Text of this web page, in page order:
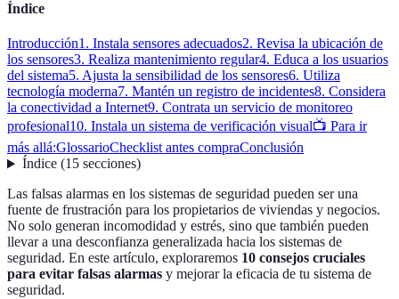
Índice
Introducción1. Instala sensores adecuados2. Revisa la ubicación de
los sensores3. Realiza mantenimiento regular4. Educa a los usuarios
del sistema5. Ajusta la sensibilidad de los sensores6. Utiliza
tecnología moderna7. Mantén un registro de incidentes8. Considera
la conectividad a Internet9. Contrata un servicio de monitoreo
profesional10. Instala un sistema de verificación visual📺 Para ir
más allá:GlossarioChecklist antes compraConclusión
Índice(15 secciones)
Las falsas alarmas en los sistemas de seguridad pueden ser una
fuente de frustración para los propietarios de viviendas y negocios.
No solo generan incomodidad y estrés, sino que también pueden
llevar a una desconfianza generalizada hacia los sistemas de
seguridad. En este artículo, exploraremos 10 consejos cruciales
para evitar falsas alarmas y mejorar la eficacia de tu sistema de
seguridad.